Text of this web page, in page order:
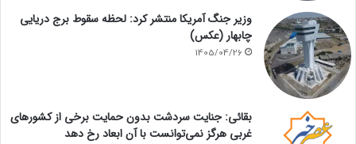
وزیر جنگ آمریکا منتشر کرد: لحظه سقوط برج دریایی
چابهار (عکس)
1405/04/26
بقائی: جنایت سردشت بدون حمایت برخی از کشورهای
غربی هرگز نمی‌توانست با آن ابعاد رخ دهد